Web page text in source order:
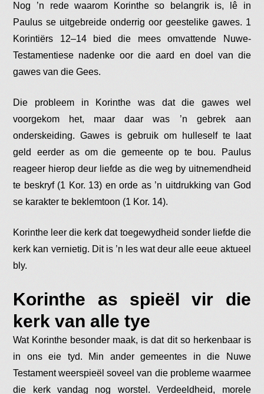
Nog ’n rede waarom Korinthe so belangrik is, lê in
Paulus se uitgebreide onderrig oor geestelike gawes. 1
Korintiërs 12–14 bied die mees omvattende Nuwe-
Testamentiese nadenke oor die aard en doel van die
gawes van die Gees.
Die probleem in Korinthe was dat die gawes wel
voorgekom het, maar daar was ’n gebrek aan
onderskeiding. Gawes is gebruik om hulleself te laat
geld eerder as om die gemeente op te bou. Paulus
reageer hierop deur liefde as die weg by uitnemendheid
te beskryf (1 Kor. 13) en orde as ’n uitdrukking van God
se karakter te beklemtoon (1 Kor. 14).
Korinthe leer die kerk dat toegewydheid sonder liefde die
kerk kan vernietig. Dit is ’n les wat deur alle eeue aktueel
bly.
Korinthe as spieël vir die
kerk van alle tye
Wat Korinthe besonder maak, is dat dit so herkenbaar is
in ons eie tyd. Min ander gemeentes in die Nuwe
Testament weerspieël soveel van die probleme waarmee
die kerk vandag nog worstel. Verdeeldheid, morele